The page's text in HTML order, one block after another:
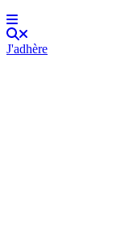
J'adhère